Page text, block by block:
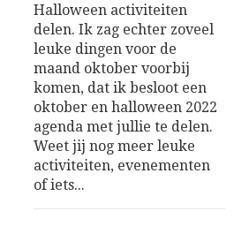
Halloween activiteiten
delen. Ik zag echter zoveel
leuke dingen voor de
maand oktober voorbij
komen, dat ik besloot een
oktober en halloween 2022
agenda met jullie te delen.
Weet jij nog meer leuke
activiteiten, evenementen
of iets...